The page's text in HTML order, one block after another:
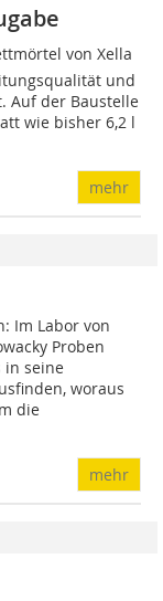
von Xella
und
Auf der Baustelle
wie bisher 6,2 l
mehr
Im Labor von
Proben
in seine
woraus
die
mehr